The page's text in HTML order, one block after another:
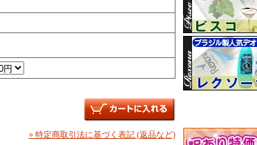
» 特定商取引法に基づく表記 (返品など)